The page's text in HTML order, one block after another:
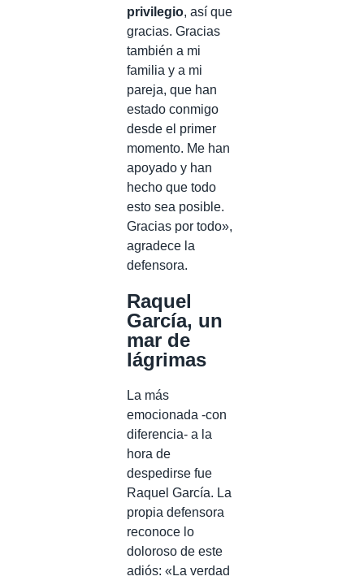
privilegio, así que
gracias. Gracias
también a mi
familia y a mi
pareja, que han
estado conmigo
desde el primer
momento. Me han
apoyado y han
hecho que todo
esto sea posible.
Gracias por todo»,
agradece la
defensora.
Raquel
García, un
mar de
lágrimas
La más
emocionada -con
diferencia- a la
hora de
despedirse fue
Raquel García. La
propia defensora
reconoce lo
doloroso de este
adiós: «La verdad